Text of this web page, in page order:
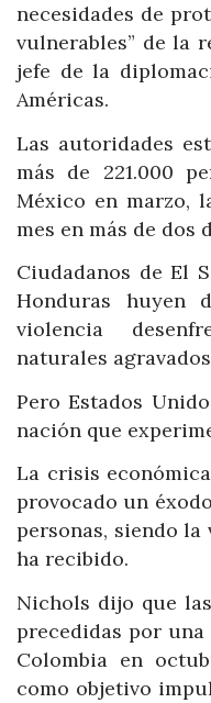
necesidades de
vulnerables” de la
jefe de la
Américas.
Las autoridades
más de 221.000
México en marzo,
mes en más de dos
Ciudadanos de El
Honduras huyen
violencia
naturales
Pero Estados
nación que
La crisis
provocado un
personas, siendo la
ha recibido.
Nichols dijo que
precedidas por
Colombia en
como objetivo